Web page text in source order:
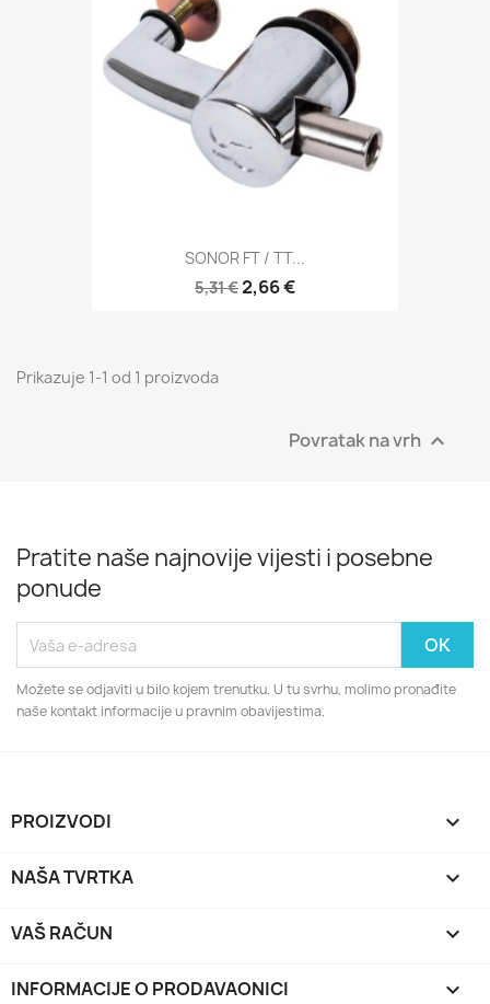
SONOR FT / TT...
5,31 €2,66 €
Prikazuje 1-1 od 1 proizvoda
Povratak na vrh 
Pratite naše najnovije vijesti i posebne
ponude
Možete se odjaviti u bilo kojem trenutku. U tu svrhu, molimo pronađite
naše kontakt informacije u pravnim obavijestima.
PROIZVODI 
NAŠA TVRTKA 
VAŠ RAČUN 
INFORMACIJE O PRODAVAONICI keyboard_arrow_down